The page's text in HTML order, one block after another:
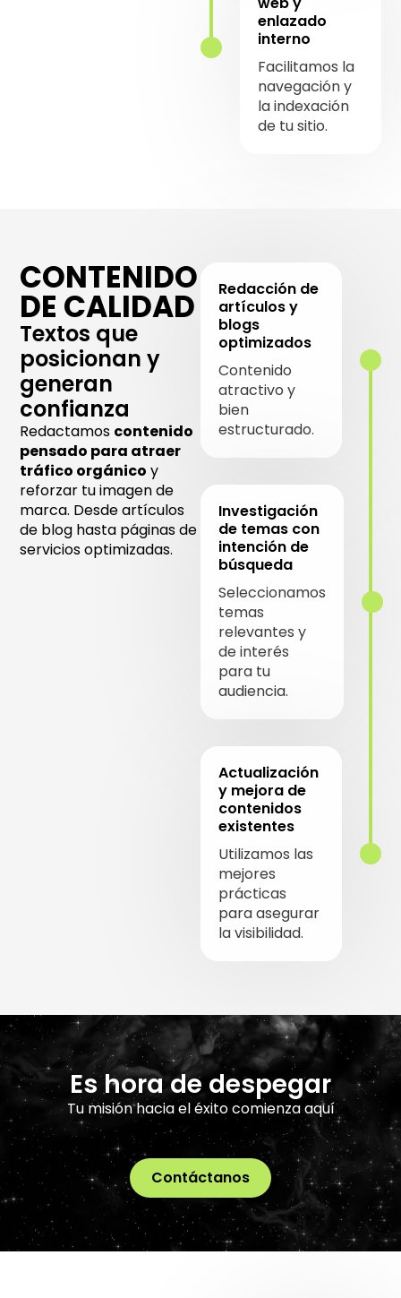
enlazado
interno
Facilitamos la
navegación y
la indexación
de tu sitio.
CONTENIDO
DE CALIDAD
Textos que
posicionan y
generan
confianza
Redactamos contenido
pensado para atraer
tráfico orgánico y
reforzar tu imagen de
marca. Desde artículos
de blog hasta páginas de
servicios optimizadas.
Redacción de
artículos y
blogs
optimizados
Contenido
atractivo y
bien
estructurado.
Investigación
de temas con
intención de
búsqueda
Seleccionamos
temas
relevantes y
de interés
para tu
audiencia.
Actualización
y mejora de
contenidos
existentes
Utilizamos las
mejores
prácticas
para asegurar
la visibilidad.
Es hora de despegar
Tu misión hacia el éxito comienza aquí
Contáctanos